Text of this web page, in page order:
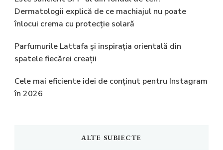
Dermatologii explică de ce machiajul nu poate
înlocui crema cu protecție solară
Parfumurile Lattafa și inspirația orientală din
spatele fiecărei creații
Cele mai eficiente idei de conținut pentru Instagram
în 2026
ALTE SUBIECTE